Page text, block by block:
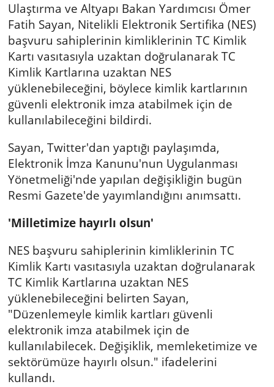
Ulaştırma ve Altyapı Bakan Yardımcısı Ömer
Fatih Sayan, Nitelikli Elektronik Sertifika (NES)
başvuru sahiplerinin kimliklerinin TC Kimlik
Kartı vasıtasıyla uzaktan doğrulanarak TC
Kimlik Kartlarına uzaktan NES
yüklenebileceğini, böylece kimlik kartlarının
güvenli elektronik imza atabilmek için de
kullanılabileceğini bildirdi.
Sayan, Twitter'dan yaptığı paylaşımda,
Elektronik İmza Kanunu'nun Uygulanması
Yönetmeliği'nde yapılan değişikliğin bugün
Resmi Gazete'de yayımlandığını anımsattı.
'Milletimize hayırlı olsun'
NES başvuru sahiplerinin kimliklerinin TC
Kimlik Kartı vasıtasıyla uzaktan doğrulanarak
TC Kimlik Kartlarına uzaktan NES
yüklenebileceğini belirten Sayan,
"Düzenlemeyle kimlik kartları güvenli
elektronik imza atabilmek için de
kullanılabilecek. Değişiklik, memleketimize ve
sektörümüze hayırlı olsun." ifadelerini
kullandı.